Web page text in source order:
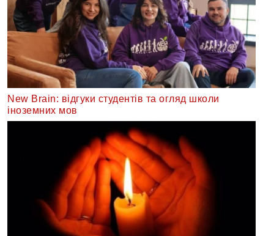
New Brain: відгуки студентів та огляд школи
іноземних мов